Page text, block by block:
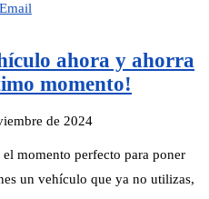
Email
ahora y ahorra
momento!
de 2024
momento perfecto para poner
un vehículo que ya no utilizas,